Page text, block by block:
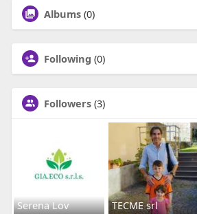
Albums (0)
Following (0)
Followers (3)
Serena Lov TECME srl